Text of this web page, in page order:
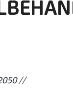
//